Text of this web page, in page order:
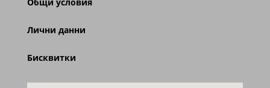
Лични данни
Бисквитки